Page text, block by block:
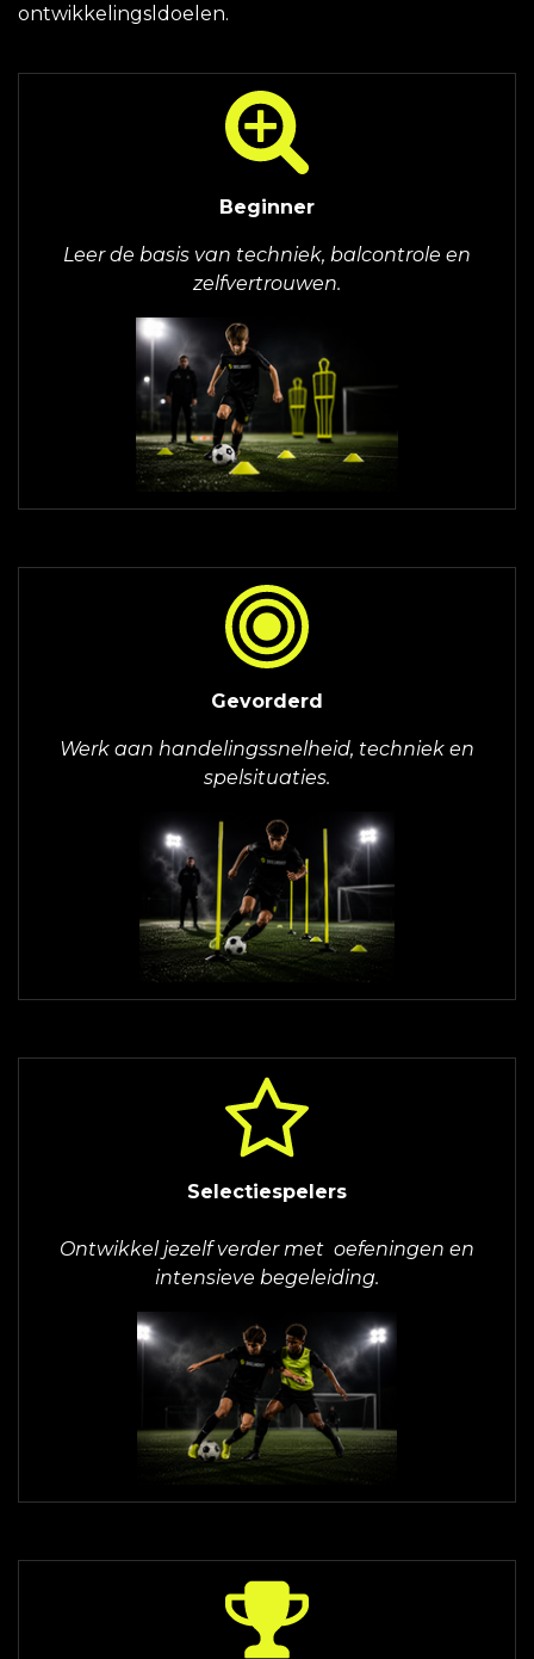
ontwikkelingsldoelen.
Beginner
Leer de basis van techniek, balcontrole en
zelfvertrouwen.
Gevorderd
Werk aan handelingssnelheid, techniek en
spelsituaties.
Selectiespelers
Ontwikkel jezelf verder met oefeningen en
intensieve begeleiding.